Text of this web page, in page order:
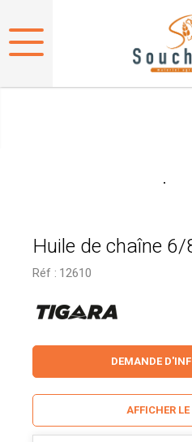
Huile de chaîne 6/
Réf : 12610
DEMANDE
AFFICHER